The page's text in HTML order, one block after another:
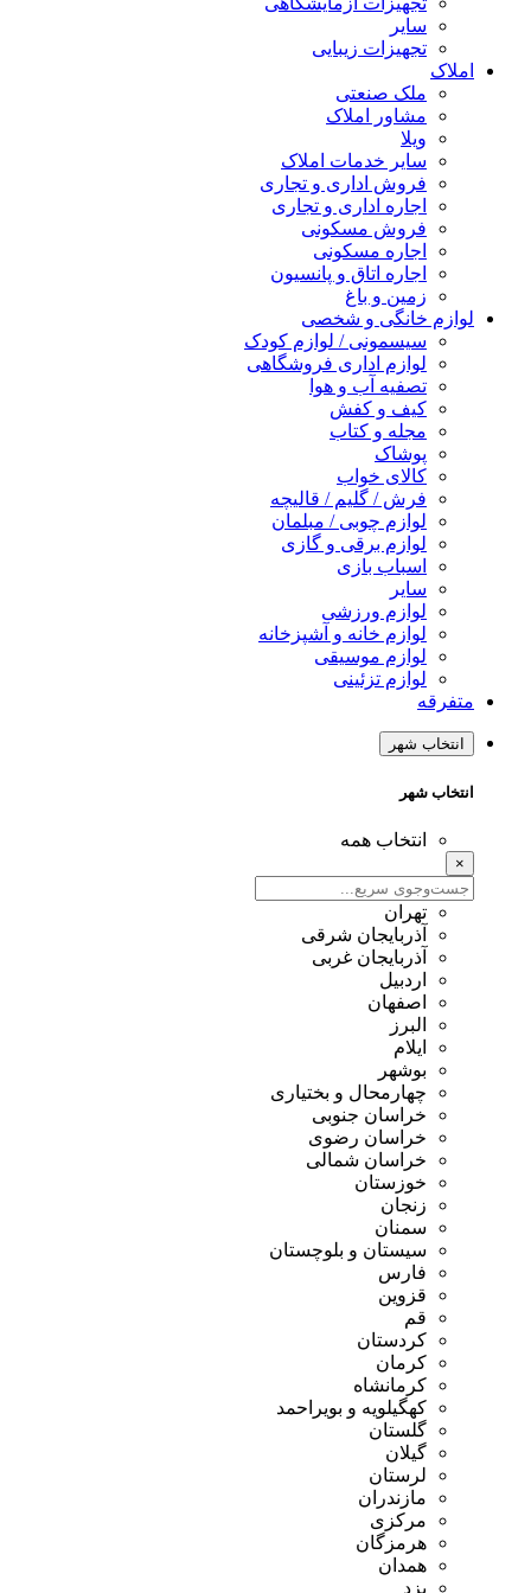
سایر
تجهیزات زیبایی
املاک
ملک صنعتی
مشاور املاک
ویلا
سایر خدمات املاک
فروش اداری و تجاری
اجاره اداری و تجاری
فروش مسکونی
اجاره مسکونی
اجاره اتاق و پانسیون
زمین و باغ
لوازم خانگی و شخصی
سیسمونی / لوازم کودک
لوازم اداری فروشگاهی
تصفیه آب و هوا
کیف و کفش
مجله و کتاب
پوشاک
کالای خواب
فرش / گلیم / قالیچه
لوازم چوبی / مبلمان
لوازم برقی و گازی
اسباب بازی
سایر
لوازم ورزشی
لوازم خانه و آشپزخانه
لوازم موسیقی
لوازم تزئینی
متفرقه
انتخاب شهر
انتخاب شهر
انتخاب همه
تهران
آذربایجان شرقی
آذربایجان غربی
اردبیل
اصفهان
البرز
ایلام
بوشهر
چهارمحال و بختیاری
خراسان جنوبی
خراسان رضوی
خراسان شمالی
خوزستان
زنجان
سمنان
سیستان و بلوچستان
فارس
قزوین
قم
کردستان
کرمان
کرمانشاه
کهگیلویه و بویراحمد
گلستان
گیلان
لرستان
مازندران
مرکزی
هرمزگان
همدان
یزد